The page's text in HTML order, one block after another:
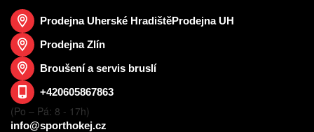
Prodejna Uherské HradištěProdejna UH
Prodejna Zlín
Broušení a servis bruslí
+420605867863
(Po – Pá: 8 - 17h)
info@sporthokej.cz